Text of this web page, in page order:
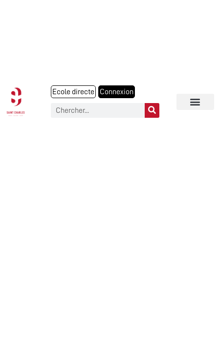
Ecole directe Connexion